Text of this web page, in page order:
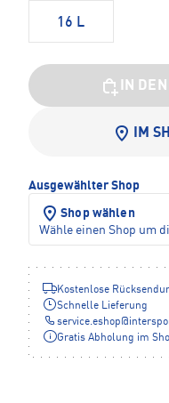
16 L
IN
IM
Ausgewählter Shop
Shop wählen
Wähle einen Shop um
Kostenlose
Schnelle Lieferung
service.eshop@
Gratis Abholung im